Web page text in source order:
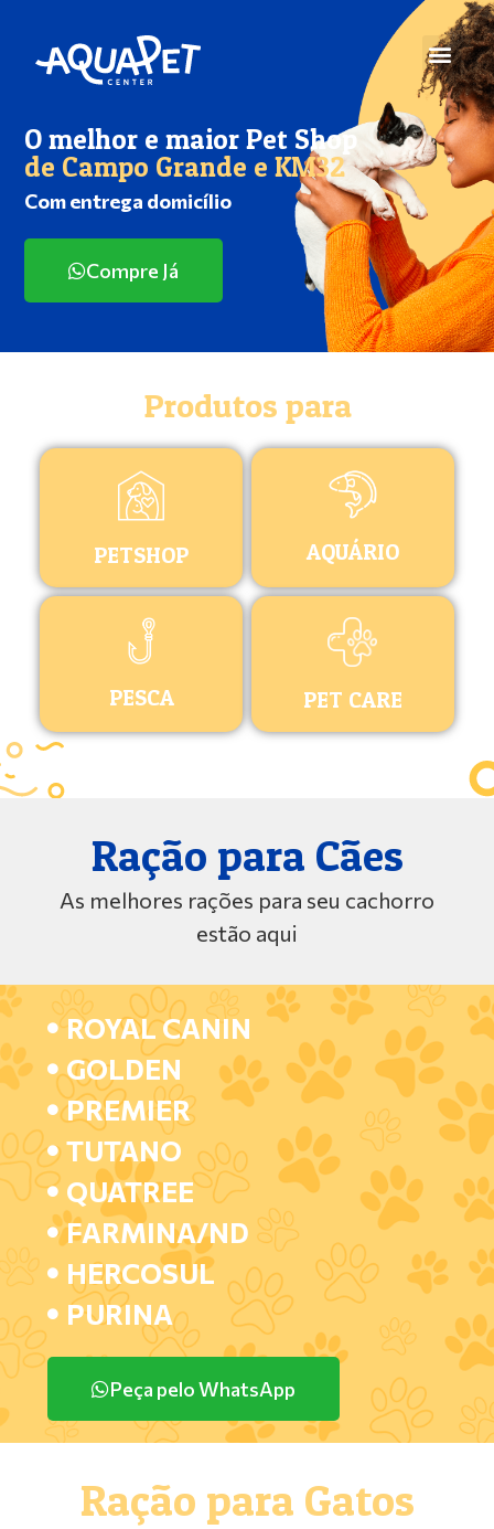
O melhor e maior Pet Shop
de Campo Grande e KM32
Com entrega domicílio
Compre Já
Produtos para
PETSHOP AQUÁRIO
PESCA PET CARE
Ração para Cães
As melhores rações para seu cachorro
estão aqui
ROYAL CANIN
GOLDEN
PREMIER
TUTANO
QUATREE
FARMINA/ND
HERCOSUL
PURINA
Peça pelo WhatsApp
Ração para Gatos